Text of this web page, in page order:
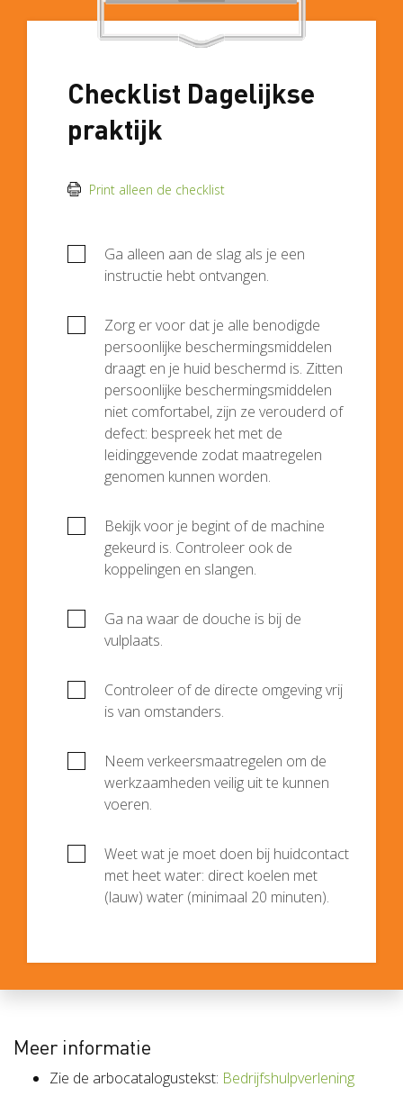
Checklist Dagelijkse
praktijk
Print alleen de checklist
Ga alleen aan de slag als je een
instructie hebt ontvangen.
Zorg er voor dat je alle benodigde
persoonlijke beschermingsmiddelen
draagt en je huid beschermd is. Zitten
persoonlijke beschermingsmiddelen
niet comfortabel, zijn ze verouderd of
defect: bespreek het met de
leidinggevende zodat maatregelen
genomen kunnen worden.
Bekijk voor je begint of de machine
gekeurd is. Controleer ook de
koppelingen en slangen.
Ga na waar de douche is bij de
vulplaats.
Controleer of de directe omgeving vrij
is van omstanders.
Neem verkeersmaatregelen om de
werkzaamheden veilig uit te kunnen
voeren.
Weet wat je moet doen bij huidcontact
met heet water: direct koelen met
(lauw) water (minimaal 20 minuten).
Meer informatie
Zie de arbocatalogustekst: Bedrijfshulpverlening